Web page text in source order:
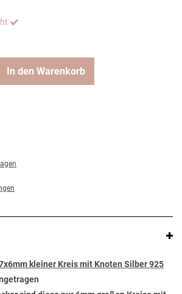
In den Warenkorb
kleiner Kreis mit Knoten Silber 925